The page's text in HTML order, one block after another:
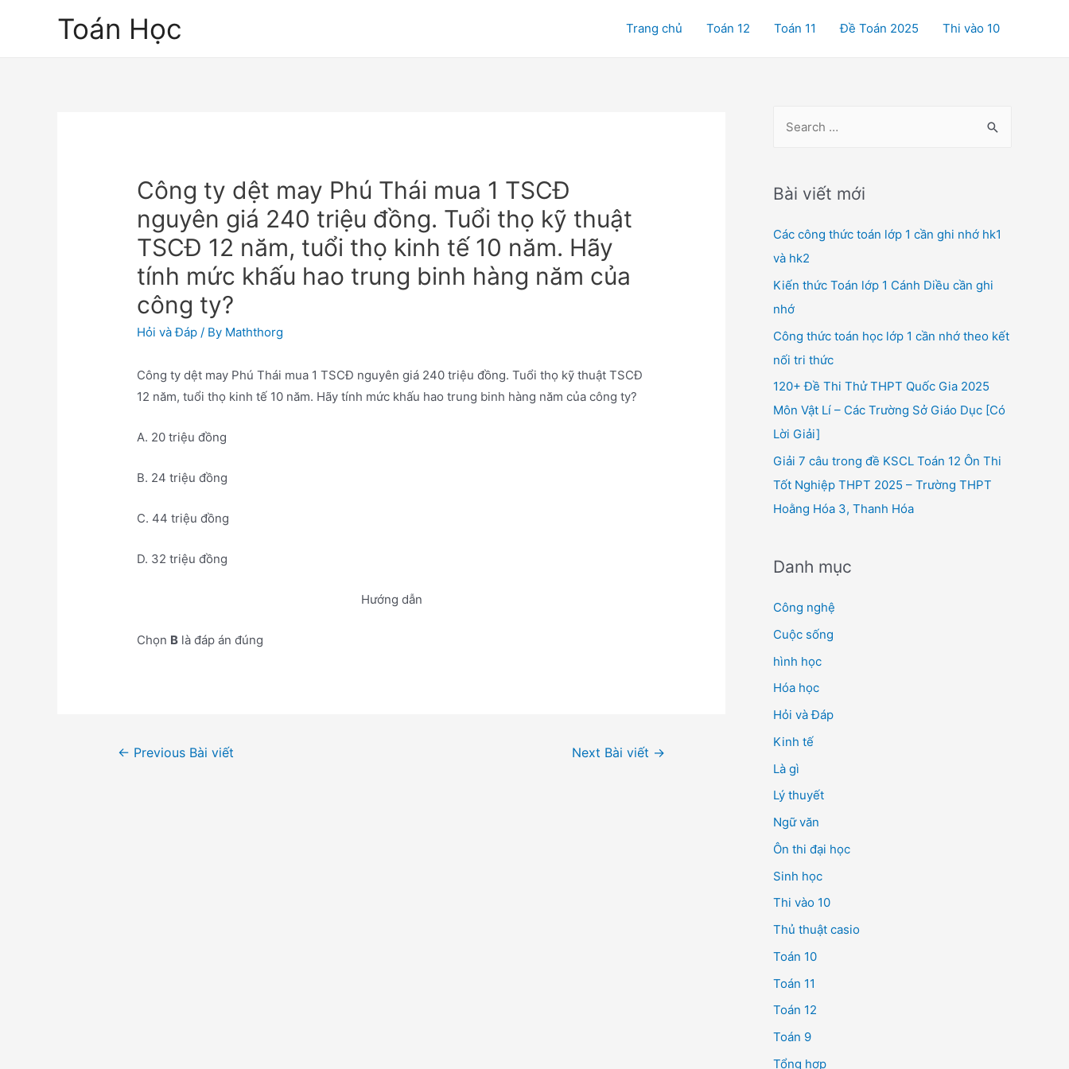
Toán Học Trang chủ Toán 12 Toán 11 Đề Toán 2025 Thi vào 10
Công ty dệt may Phú Thái mua 1 TSCĐ
nguyên giá 240 triệu đồng. Tuổi thọ kỹ thuật
TSCĐ 12 năm, tuổi thọ kinh tế 10 năm. Hãy
tính mức khấu hao trung binh hàng năm của
công ty?
Hỏi và Đáp / By Maththorg
Công ty dệt may Phú Thái mua 1 TSCĐ nguyên giá 240 triệu đồng. Tuổi thọ kỹ thuật TSCĐ
12 năm, tuổi thọ kinh tế 10 năm. Hãy tính mức khấu hao trung binh hàng năm của công ty?
A. 20 triệu đồng
B. 24 triệu đồng
C. 44 triệu đồng
D. 32 triệu đồng
Hướng dẫn
Chọn B là đáp án đúng
Điều← Previous Bài viết Next Bài viết →
r
h
f
o
r
:
Bài viết mới
Các công thức toán lớp 1 cần ghi nhớ hk1
và hk2
Kiến thức Toán lớp 1 Cánh Diều cần ghi
nhớ
Công thức toán học lớp 1 cần nhớ theo kết
nối tri thức
120+ Đề Thi Thử THPT Quốc Gia 2025
Môn Vật Lí – Các Trường Sở Giáo Dục [Có
Lời Giải]
Giải 7 câu trong đề KSCL Toán 12 Ôn Thi
Tốt Nghiệp THPT 2025 – Trường THPT
Hoằng Hóa 3, Thanh Hóa
Danh mục
Công nghệ
Cuộc sống
hình học
Hóa học
Hỏi và Đáp
Kinh tế
Là gì
Lý thuyết
Ngữ văn
Ôn thi đại học
Sinh học
Thi vào 10
Thủ thuật casio
Toán 10
Toán 11
Toán 12
Toán 9
Tổng hợp